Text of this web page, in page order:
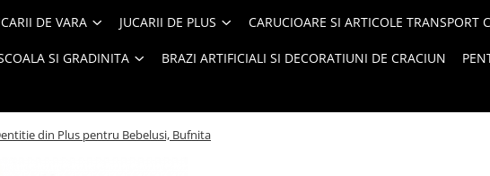
DE VARA JUCARII DE PLUS CARUCIOARE SI ARTICOLE TRANSPORT
SI GRADINITA BRAZI ARTIFICIALI SI DECORATIUNI DE CRACIUN
din Plus pentru Bebelusi, Bufnita